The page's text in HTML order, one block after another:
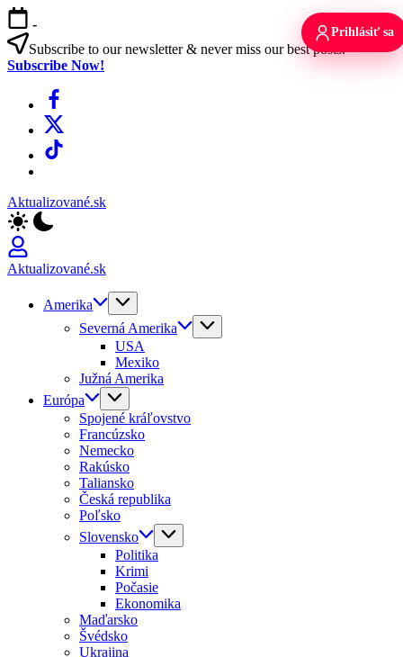
Skip
to
content
-
Subscribe to our newsletter & never miss our best posts.
Subscribe Now!
Facebook
X
TikTok
Aktualizované.sk
Aktualizované.sk
Amerika
Severná Amerika
USA
Mexiko
Južná Amerika
Európa
Spojené kráľovstvo
Francúzsko
Nemecko
Rakúsko
Taliansko
Česká republika
Poľsko
Slovensko
Politika
Krimi
Počasie
Ekonomika
Maďarsko
Švédsko
Ukrajina
Prihlásiť sa